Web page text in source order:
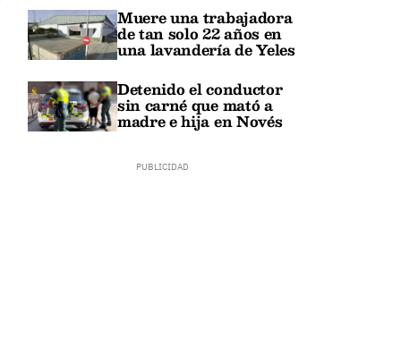
Muere una trabajadora
de tan solo 22 años en
una lavandería de Yeles
Detenido el conductor
sin carné que mató a
madre e hija en Novés